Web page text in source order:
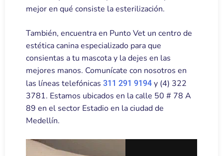
mejor en qué consiste la esterilización.
También, encuentra en Punto Vet un centro de
estética canina especializado para que
consientas a tu mascota y la dejes en las
mejores manos. Comunícate con nosotros en
las líneas telefónicas 311 291 9194 y (4) 322
3781. Estamos ubicados en la calle 50 # 78 A
89 en el sector Estadio en la ciudad de
Medellín.